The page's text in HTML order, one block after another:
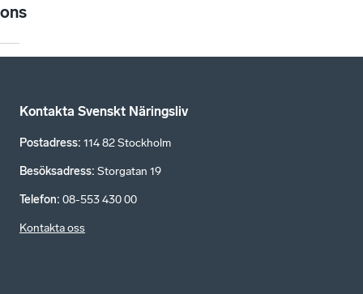
ons
Kontakta Svenskt Näringsliv
Postadress: 114 82 Stockholm
Besöksadress: Storgatan 19
Telefon: 08-553 430 00
Kontakta oss